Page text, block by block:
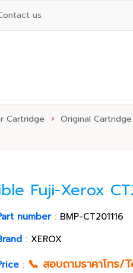
us
Cartridge › Original Cartridge
Fuji-Xerox
number: BMP-CT201116
: XEROX
: 📞 สอบถามราคาโทร/